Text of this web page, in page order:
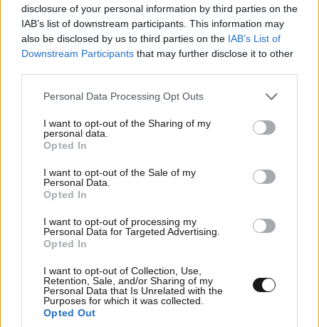
disclosure of your personal information by third parties on the
IAB’s list of downstream participants. This information may
also be disclosed by us to third parties on the IAB’s List of
Downstream Participants that may further disclose it to other
Please note that this website/app uses one or more Google
not limited to your visit or usage behaviour. You may click to
grant or deny consent to Google and its third-party tags to
use your data for below specified purposes in below Google
consent section.
Personal Data Processing Opt Outs
I want to opt-out of the Sharing of my
personal data.
Opted In
I want to opt-out of the Sale of my
Personal Data.
Opted In
I want to opt-out of processing my
Personal Data for Targeted Advertising.
Opted In
I want to opt-out of Collection, Use,
Retention, Sale, and/or Sharing of my
Personal Data that Is Unrelated with the
Purposes for which it was collected.
Opted Out
Χριστοφοράτο.
Τηλέφωνο επικοινωνίας: 6945514576
ΠΕΡΙΣΣΟΤΕΡΑ ΑΠΟ ΤΗΝ
ΟΙΚΟΝΟΜΙΑ